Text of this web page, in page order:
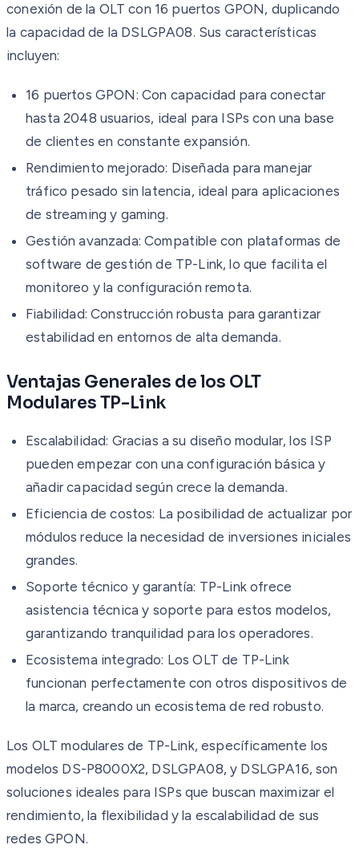
conexión de la OLT con 16 puertos GPON, duplicando
la capacidad de la DSLGPA08. Sus características
incluyen:
16 puertos GPON: Con capacidad para conectar
hasta 2048 usuarios, ideal para ISPs con una base
de clientes en constante expansión.
Rendimiento mejorado: Diseñada para manejar
tráfico pesado sin latencia, ideal para aplicaciones
de streaming y gaming.
Gestión avanzada: Compatible con plataformas de
software de gestión de TP-Link, lo que facilita el
monitoreo y la configuración remota.
Fiabilidad: Construcción robusta para garantizar
estabilidad en entornos de alta demanda.
Ventajas Generales de los OLT
Modulares TP-Link
Escalabilidad: Gracias a su diseño modular, los ISP
pueden empezar con una configuración básica y
añadir capacidad según crece la demanda.
Eficiencia de costos: La posibilidad de actualizar por
módulos reduce la necesidad de inversiones iniciales
grandes.
Soporte técnico y garantía: TP-Link ofrece
asistencia técnica y soporte para estos modelos,
garantizando tranquilidad para los operadores.
Ecosistema integrado: Los OLT de TP-Link
funcionan perfectamente con otros dispositivos de
la marca, creando un ecosistema de red robusto.
Los OLT modulares de TP-Link, específicamente los
modelos DS-P8000X2, DSLGPA08, y DSLGPA16, son
soluciones ideales para ISPs que buscan maximizar el
rendimiento, la flexibilidad y la escalabilidad de sus
redes GPON.